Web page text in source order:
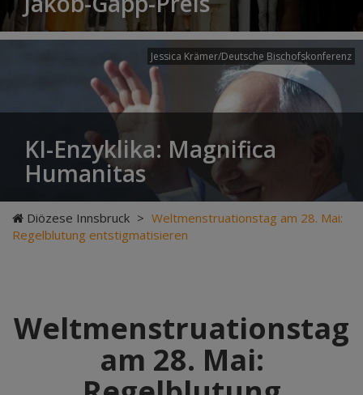
Jessica Krämer/Deutsche Bischofskonferenz
KI-Enzyklika: Magnifica
Humanitas
Diözese Innsbruck > Weltmenstruationstag am 28. Mai:
Regelblutung entstigmatisieren
Weltmenstruationstag
am 28. Mai: